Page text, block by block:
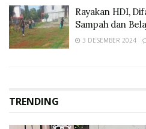
Rayakan HDI,
Sampah dan
3 DESEMBER 2024
TRENDING